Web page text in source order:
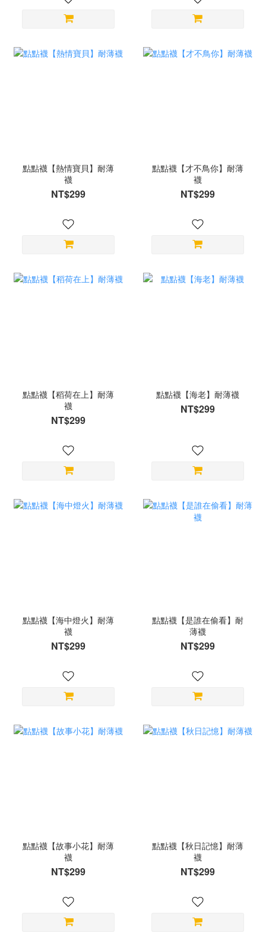
點點襪【熱情寶貝】耐薄
襪
NT$299
點點襪【才不鳥你】耐薄
襪
NT$299
點點襪【稻荷在上】耐薄
襪
NT$299
點點襪【海老】耐薄襪
NT$299
點點襪【海中燈火】耐薄
襪
NT$299
點點襪【是誰在偷看】耐
薄襪
NT$299
點點襪【故事小花】耐薄
襪
NT$299
點點襪【秋日記憶】耐薄
襪
NT$299